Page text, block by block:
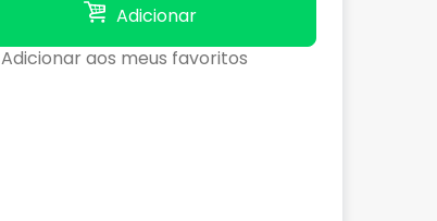
Adicionar
Adicionar aos meus favoritos